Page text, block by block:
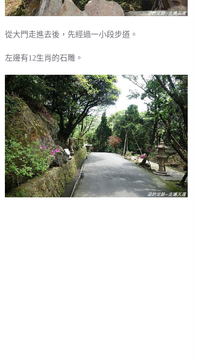
從大門走進去後，先經過一小段步道。
左邊有12生肖的石雕。